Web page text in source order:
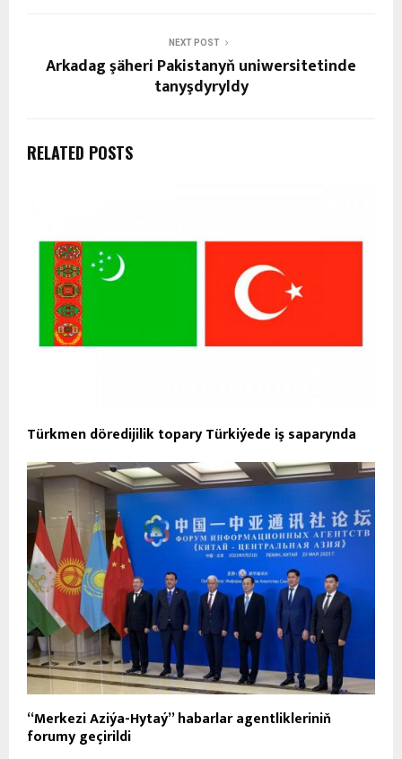
NEXT POST
Arkadag şäheri Pakistanyň uniwersitetinde
tanyşdyryldy
RELATED POSTS
Türkmen döredijilik topary Türkiýede iş saparynda
“Merkezi Aziýa-Hytaý” habarlar agentlikleriniň
forumy geçirildi